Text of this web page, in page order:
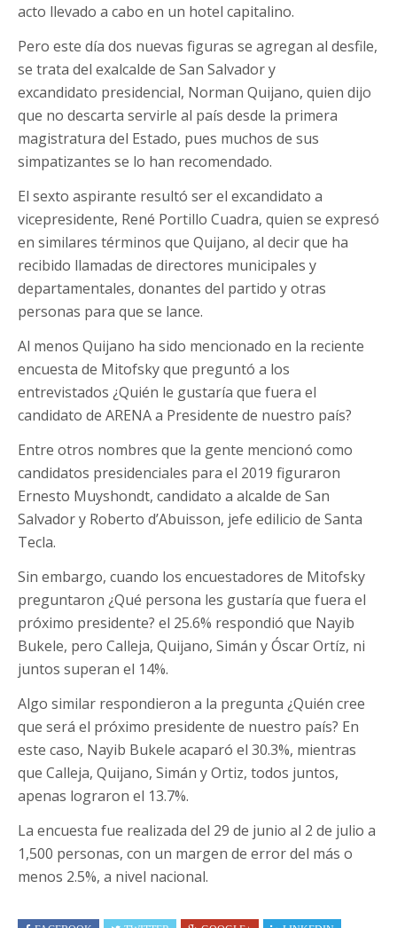
acto llevado a cabo en un hotel capitalino.
Pero este día dos nuevas figuras se agregan al desfile,
se trata del exalcalde de San Salvador y
excandidato presidencial, Norman Quijano, quien dijo
que no descarta servirle al país desde la primera
magistratura del Estado, pues muchos de sus
simpatizantes se lo han recomendado.
El sexto aspirante resultó ser el excandidato a
vicepresidente, René Portillo Cuadra, quien se expresó
en similares términos que Quijano, al decir que ha
recibido llamadas de directores municipales y
departamentales, donantes del partido y otras
personas para que se lance.
Al menos Quijano ha sido mencionado en la reciente
encuesta de Mitofsky que preguntó a los
entrevistados ¿Quién le gustaría que fuera el
candidato de ARENA a Presidente de nuestro país?
Entre otros nombres que la gente mencionó como
candidatos presidenciales para el 2019 figuraron
Ernesto Muyshondt, candidato a alcalde de San
Salvador y Roberto d’Abuisson, jefe edilicio de Santa
Tecla.
Sin embargo, cuando los encuestadores de Mitofsky
preguntaron ¿Qué persona les gustaría que fuera el
próximo presidente? el 25.6% respondió que Nayib
Bukele, pero Calleja, Quijano, Simán y Óscar Ortíz, ni
juntos superan el 14%.
Algo similar respondieron a la pregunta ¿Quién cree
que será el próximo presidente de nuestro país? En
este caso, Nayib Bukele acaparó el 30.3%, mientras
que Calleja, Quijano, Simán y Ortiz, todos juntos,
apenas lograron el 13.7%.
La encuesta fue realizada del 29 de junio al 2 de julio a
1,500 personas, con un margen de error del más o
menos 2.5%, a nivel nacional.